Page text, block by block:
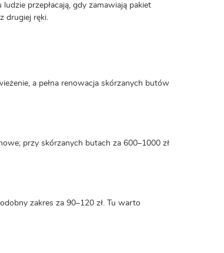
przepłacają, gdy zamawiają pakiet
drugiej ręki.
a pełna renowacja skórzanych butów
przy skórzanych butach za 600–1000 zł
zakres za 90–120 zł. Tu warto